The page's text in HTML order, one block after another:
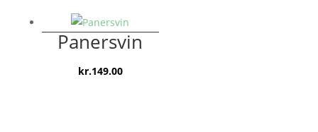
var:
kr.199.00.
er:
Panersvin
kr.149.00